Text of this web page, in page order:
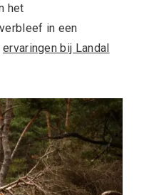
het
in een
ervaringen bij Landal